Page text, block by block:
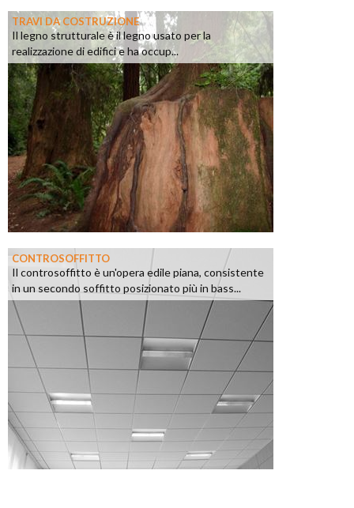
TRAVI DA COSTRUZIONE
Il legno strutturale è il legno usato per la
realizzazione di edifici e ha occup...
CONTROSOFFITTO
Il controsoffitto è un'opera edile piana, consistente
in un secondo soffitto posizionato più in bass...